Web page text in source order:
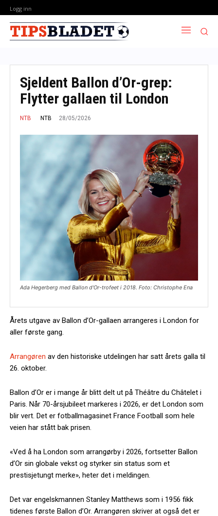
Logg inn
Sjeldent Ballon d’Or-grep:
Flytter gallaen til London
NTB NTB 28/05/2026
Ada Hegerberg med Ballon d'Or-trofeet i 2018. Foto: Christophe Ena
Årets utgave av Ballon d’Or-gallaen arrangeres i London for
aller første gang.
Arrangøren av den historiske utdelingen har satt årets galla til
26. oktober.
Ballon d’Or er i mange år blitt delt ut på Théâtre du Châtelet i
Paris. Når 70-årsjubileet markeres i 2026, er det London som
blir vert. Det er fotballmagasinet France Football som hele
veien har stått bak prisen.
«Ved å ha London som arrangørby i 2026, fortsetter Ballon
d’Or sin globale vekst og styrker sin status som et
prestisjetungt merke», heter det i meldingen.
Det var engelskmannen Stanley Matthews som i 1956 fikk
tidenes første Ballon d’Or. Arrangøren skriver at også det er